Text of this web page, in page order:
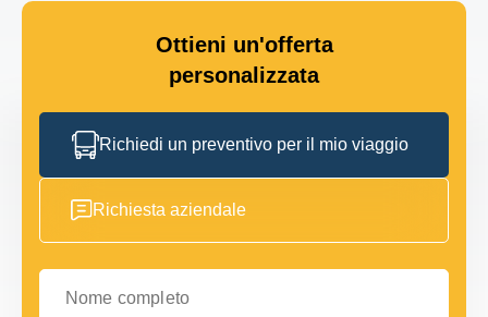
Ottieni un'offerta
personalizzata
Richiedi un preventivo per il mio viaggio
Richiesta aziendale
Nome completo